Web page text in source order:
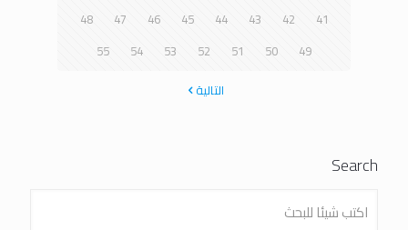
41
42
43
44
45
46
47
48
49
50
51
52
53
54
55
التالية
Search